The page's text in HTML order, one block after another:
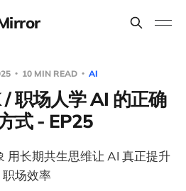
10 MIN READ AI
职场人学 AI 的正确
式 - EP25
用长期共生思维让 AI 真正提升
职场效率